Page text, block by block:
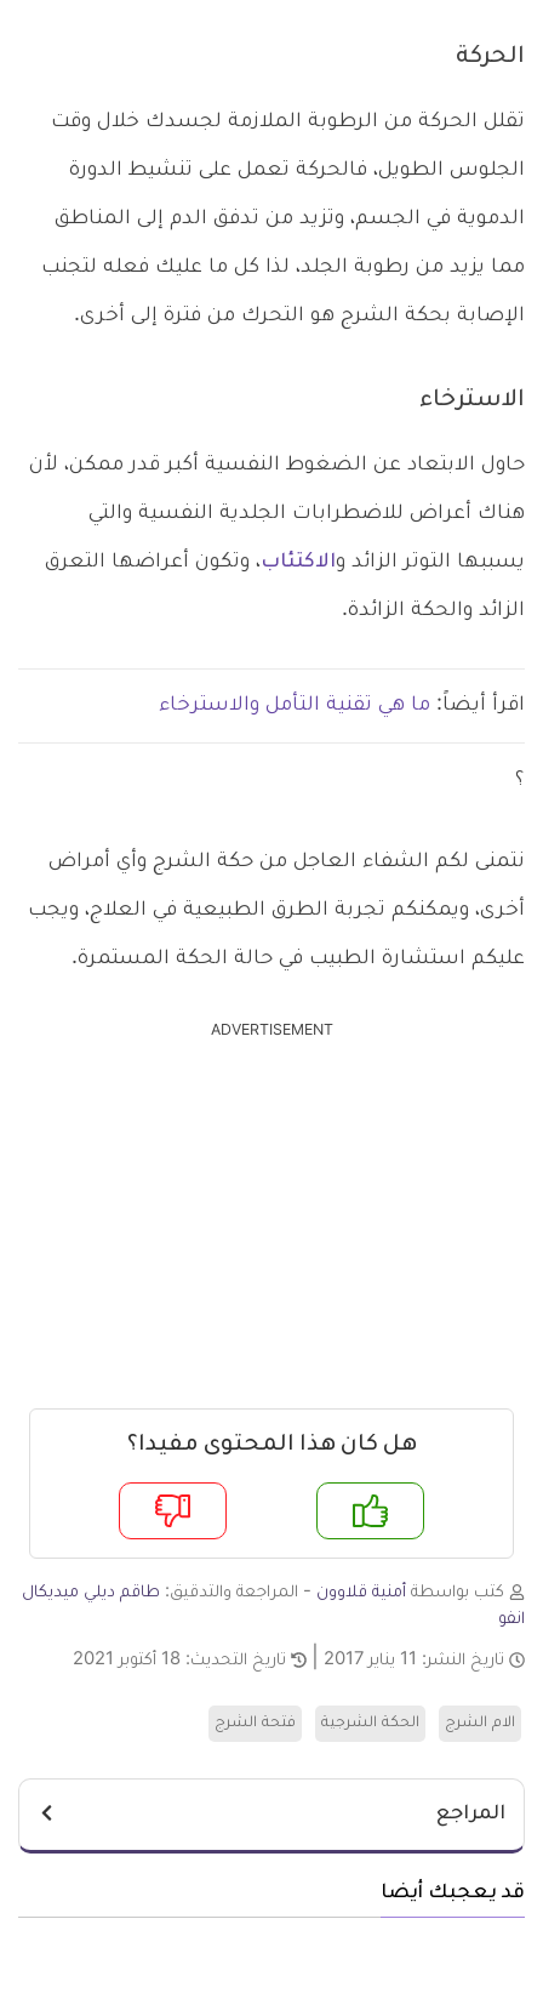
الحركة
تقلل الحركة من الرطوبة الملازمة لجسدك خلال وقت
الجلوس الطويل، فالحركة تعمل على تنشيط الدورة
الدموية في الجسم، وتزيد من تدفق الدم إلى المناطق
مما يزيد من رطوبة الجلد، لذا كل ما عليك فعله لتجنب
الإصابة بحكة الشرج هو التحرك من فترة إلى أخرى.
الاسترخاء
حاول الابتعاد عن الضغوط النفسية أكبر قدر ممكن، لأن
هناك أعراض للاضطرابات الجلدية النفسية والتي
يسببها التوتر الزائد والاكتئاب، وتكون أعراضها التعرق
الزائد والحكة الزائدة.
اقرأ أيضاً: ما هي تقنية التأمل والاسترخاء
؟
نتمنى لكم الشفاء العاجل من حكة الشرج وأي أمراض
أخرى، ويمكنكم تجربة الطرق الطبيعية في العلاج، ويجب
عليكم استشارة الطبيب في حالة الحكة المستمرة.
ADVERTISEMENT
هل كان هذا المحتوى مفيدا؟
لا
كتب بواسطة أمنية قلاوون - المراجعة والتدقيق: طاقم ديلي ميديكال
انفو
تاريخ النشر: 11 يناير 2017 تاريخ التحديث: 18 أكتوبر 2021
الام الشرج الحكة الشرجية فتحة الشرج
المراجع
قد يعجبك أيضا